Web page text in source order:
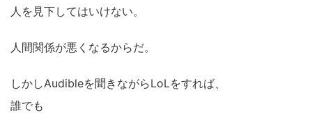
人を見下してはいけない。
人間関係が悪くなるからだ。
しかしAudibleを聞きながらLoLをすれば、
誰でも